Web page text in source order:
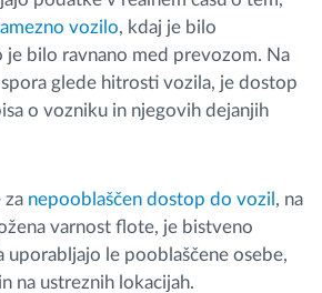
vozilo, kdaj je bilo
je bilo ravnano med prevozom. Na
glede hitrosti vozila, je dostop
o vozniku in njegovih dejanjih
za nepooblaščen dostop do vozil , na
varnost flote, je bistveno
uporabljajo le pooblaščene osebe,
na ustreznih lokacijah.